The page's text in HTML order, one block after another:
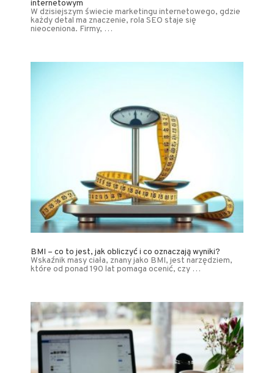
internetowym
W dzisiejszym świecie marketingu internetowego, gdzie
każdy detal ma znaczenie, rola SEO staje się
nieoceniona. Firmy, …
BMI – co to jest, jak obliczyć i co oznaczają wyniki?
Wskaźnik masy ciała, znany jako BMI, jest narzędziem,
które od ponad 190 lat pomaga ocenić, czy …